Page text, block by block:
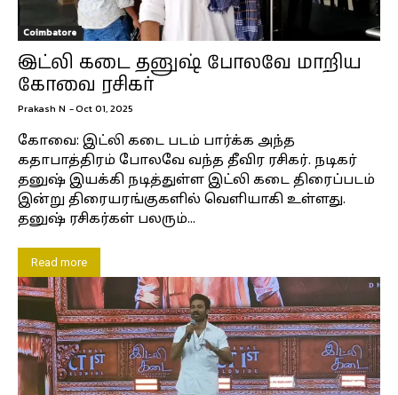
Coimbatore
இட்லி கடை தனுஷ் போலவே மாறிய
கோவை ரசிகர்
Prakash N -Oct 01, 2025
கோவை: இட்லி கடை படம் பார்க்க அந்த
கதாபாத்திரம் போலவே வந்த தீவிர ரசிகர். நடிகர்
தனுஷ் இயக்கி நடித்துள்ள இட்லி கடை திரைப்படம்
இன்று திரையரங்குகளில் வெளியாகி உள்ளது.
தனுஷ் ரசிகர்கள் பலரும்...
Read more